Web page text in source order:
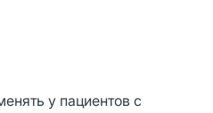
у пациентов с